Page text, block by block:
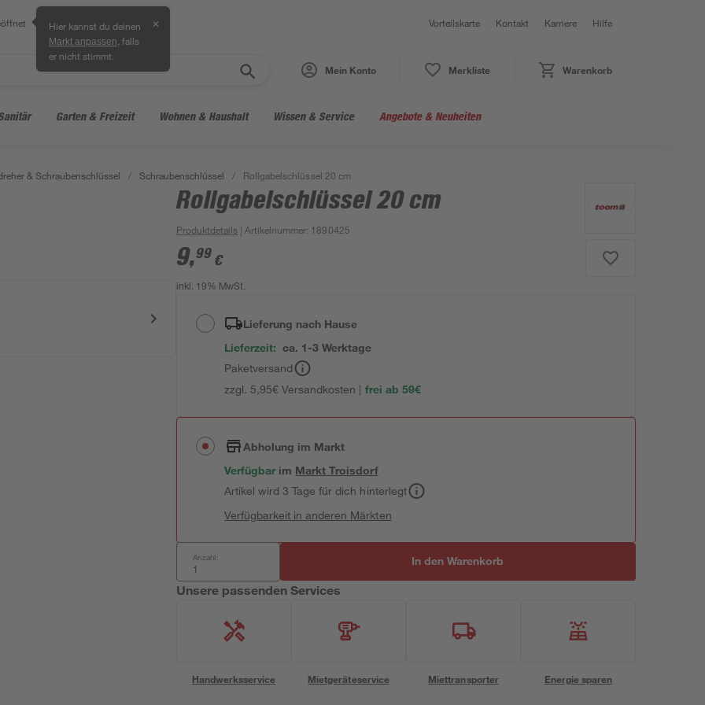
Hier kannst du deinen
Markt anpassen , falls
er nicht stimmt.
✕ Vorteilskarte Kontakt Karriere Hilfe
Mein Konto Merkliste Warenkorb
Garten & Freizeit Wohnen & Haushalt Wissen & Service Angebote & Neuheiten
& Schraubenschlüssel / Schraubenschlüssel / Rollgabelschlüssel 20 cm
Rollgabelschlüssel 20 cm
Produktdetails | Artikelnummer: 1890425
9,99 €
inkl. 19% MwSt.
Lieferung nach Hause
Lieferzeit: ca. 1-3 Werktage
Paketversand
zzgl. 5,95€ Versandkosten | frei ab 59€
Abholung im Markt
Verfügbar im MarktTroisdorf
Artikel wird 3 Tage für dich hinterlegt
Verfügbarkeit in anderen Märkten
Anzahl: In den Warenkorb
Unsere passenden Services
Handwerksservice Mietgeräteservice Miettransporter Energie sparen